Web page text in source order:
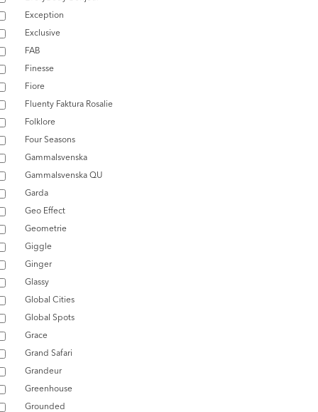
Exception
Exclusive
FAB
Finesse
Fiore
Fluenty Faktura Rosalie
Folklore
Four Seasons
Gammalsvenska
Gammalsvenska QU
Garda
Geo Effect
Geometrie
Giggle
Ginger
Glassy
Global Cities
Global Spots
Grace
Grand Safari
Grandeur
Greenhouse
Grounded